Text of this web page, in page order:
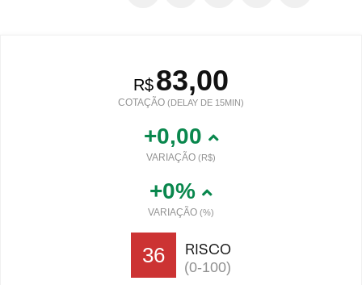
R$83,00
COTAÇÃO (DELAY DE 15MIN)
+0,00
VARIAÇÃO (R$)
+0%
VARIAÇÃO (%)
36 RISCO
(0-100)